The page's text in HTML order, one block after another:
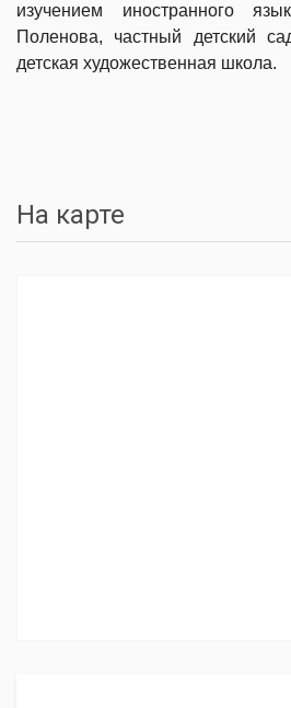
изучением иностранного
Поленова, частный детский
детская художественная школа.
На карте